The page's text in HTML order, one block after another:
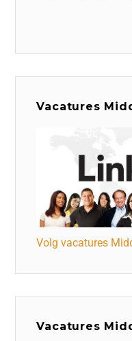
Vacatures
Volg vacatures
Vacatures